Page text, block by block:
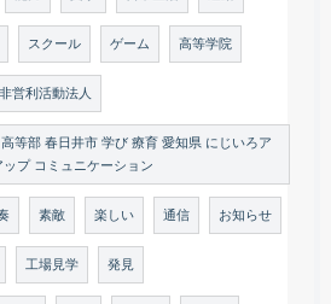
スクール ゲーム 高等学院
営利活動法人
等部 春日井市 学び 療育 愛知県 にじいろア
プ コミュニケーション
素敵 楽しい 通信 お知らせ
工場見学 発見